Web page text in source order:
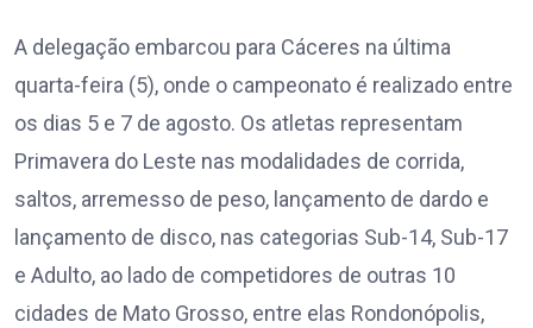
A delegação embarcou para Cáceres na última
quarta-feira (5), onde o campeonato é realizado entre
os dias 5 e 7 de agosto. Os atletas representam
Primavera do Leste nas modalidades de corrida,
saltos, arremesso de peso, lançamento de dardo e
lançamento de disco, nas categorias Sub-14, Sub-17
e Adulto, ao lado de competidores de outras 10
cidades de Mato Grosso, entre elas Rondonópolis,